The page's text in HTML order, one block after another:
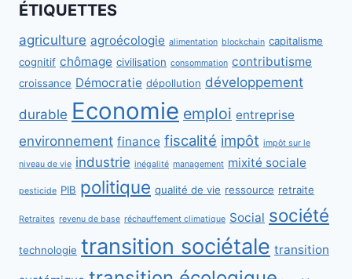
ÉTIQUETTES
agriculture agroécologie alimentation blockchain capitalisme
cognitif chômage civilisation consommation contributisme
croissance Démocratie dépollution développement
durable Economie emploi entreprise
environnement finance fiscalité impôt impôt sur le
niveau de vie industrie inégalité management mixité sociale
pesticide PIB politique qualité de vie ressource retraite
Retraites revenu de base réchauffement climatique Social société
technologie transition sociétale transition